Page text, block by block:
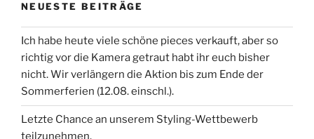
NEUESTE BEITRÄGE
Ich habe heute viele schöne pieces verkauft, aber so
richtig vor die Kamera getraut habt ihr euch bisher
nicht. Wir verlängern die Aktion bis zum Ende der
Sommerferien (12.08. einschl.).
Letzte Chance an unserem Styling-Wettbewerb